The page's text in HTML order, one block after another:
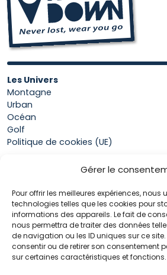
Gérer le
Pour offrir les meilleures expériences, nous
technologies telles que les cookies pour
informations des appareils. Le fait de
nous permettra de traiter des données
de navigation ou les ID uniques sur ce
consentir ou de retirer son consentement
sur certaines caractéristiques et fonctions.
Les Univers
Montagne
Urban
Océan
Golf
Politique de cookies (UE)
Mon compte
Panier
Conditions générales de vente